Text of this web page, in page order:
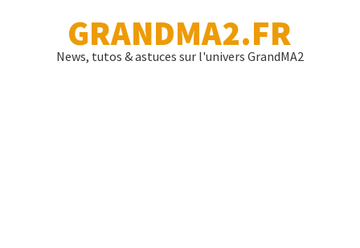
GRANDMA2.FR
News, tutos & astuces sur l'univers GrandMA2